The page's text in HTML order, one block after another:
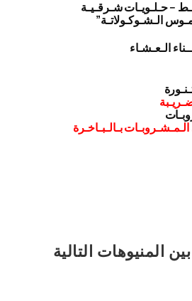
– حـلـويـات شـرقـيـة
الـشـوكـولاتـة”
الـعـشـاء
بـالـبـاخـرة
المنيوهات التالية